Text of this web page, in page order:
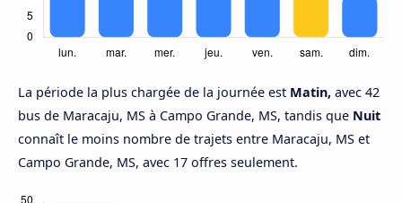
La période la plus chargée de la journée est Matin, avec 42
bus de Maracaju, MS à Campo Grande, MS, tandis que Nuit
connaît le moins nombre de trajets entre Maracaju, MS et
Campo Grande, MS, avec 17 offres seulement.